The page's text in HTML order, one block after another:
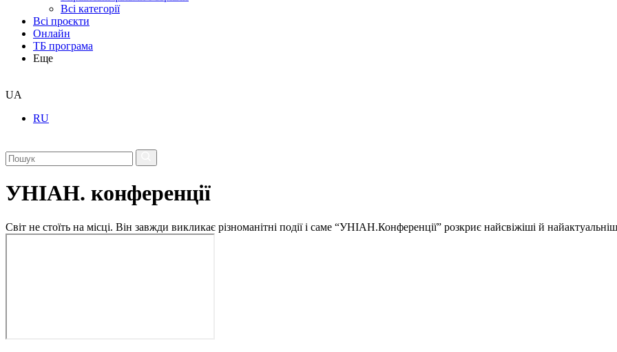
Всі категорії
Всі проєкти
Онлайн
ТБ програма
Еще
UA
RU
УНІАН. конференції
Світ не стоїть на місці. Він завжди викликає різноманітні події і саме “УНІАН.Конференції” розкриє найсвіжіші й